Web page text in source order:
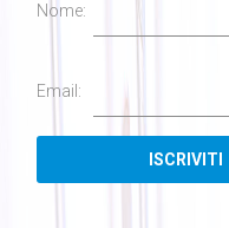
Nome:
Email: